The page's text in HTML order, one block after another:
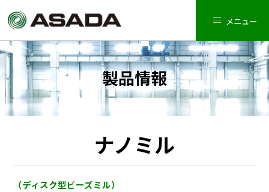
メニュー
製品情報
ナノミル
（ディスク型ビーズミル）